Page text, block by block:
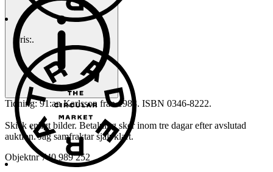
Tidning: 91:an Karlsson från 1983. ISBN 0346-8222.
Skick enligt bilder. Betalning sker inom tre dagar efter avslutad
auktion. Jag samfraktar självklart.
Objektnr 740 989 252
Pris:.